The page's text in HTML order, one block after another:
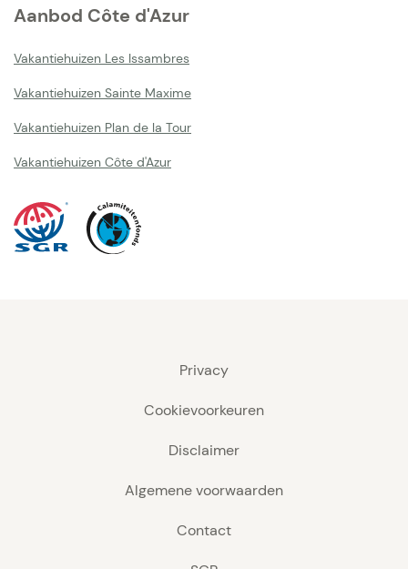
Aanbod Côte d'Azur
Vakantiehuizen Les Issambres
Vakantiehuizen Sainte Maxime
Vakantiehuizen Plan de la Tour
Vakantiehuizen Côte d'Azur
Privacy
Cookievoorkeuren
Disclaimer
Algemene voorwaarden
Contact